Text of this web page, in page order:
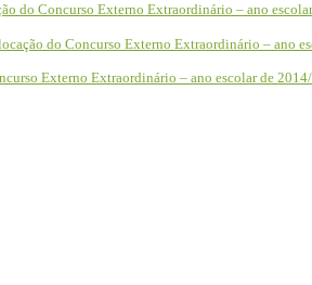
do Concurso Externo Extraordinário – ano
do Concurso Externo Extraordinário – ano
Externo Extraordinário – ano escolar de